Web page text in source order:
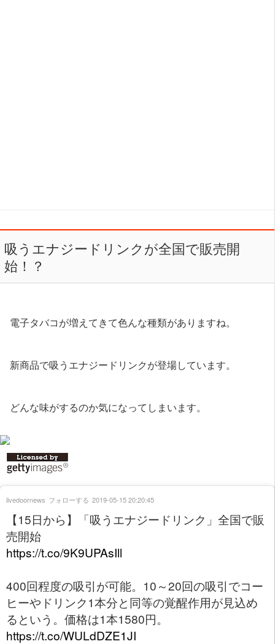
吸うエナジードリンクが全国で販売開
始！？
電子タバコが増えてきて色んな種類がありますね。
新商品で吸うエナジードリンクが登場しています。
どんな味がするのか気になってしまいます。
【15日から】「吸うエナジードリンク」全国で販
売開始
https://t.co/9K9UPAsIll
400回程度の吸引が可能。10～20回の吸引でコー
ヒーやドリンク1本分と同等の覚醒作用が見込め
るという。価格は1本1580円。
https://t.co/WULdDZE1JI
livedoornews フォローする 2019-05-15 20:20:45